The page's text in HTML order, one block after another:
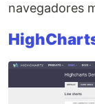
navegadores